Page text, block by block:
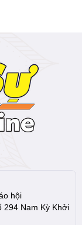
hội
294 Nam Kỳ Khởi